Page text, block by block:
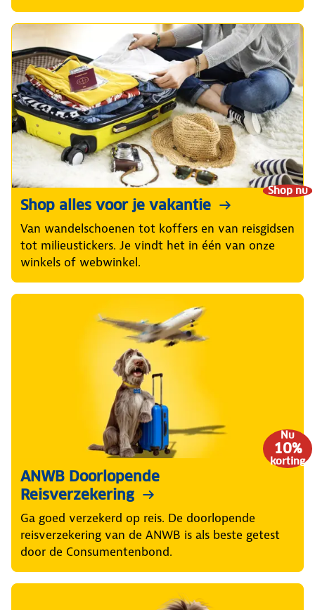
Shop nu
Shop alles voor je vakantie
Van wandelschoenen tot koffers en van reisgidsen
tot milieustickers. Je vindt het in één van onze
winkels of webwinkel.
Nu
10%
korting
ANWB Doorlopende
Reisverzekering
Ga goed verzekerd op reis. De doorlopende
reisverzekering van de ANWB is als beste getest
door de Consumentenbond.